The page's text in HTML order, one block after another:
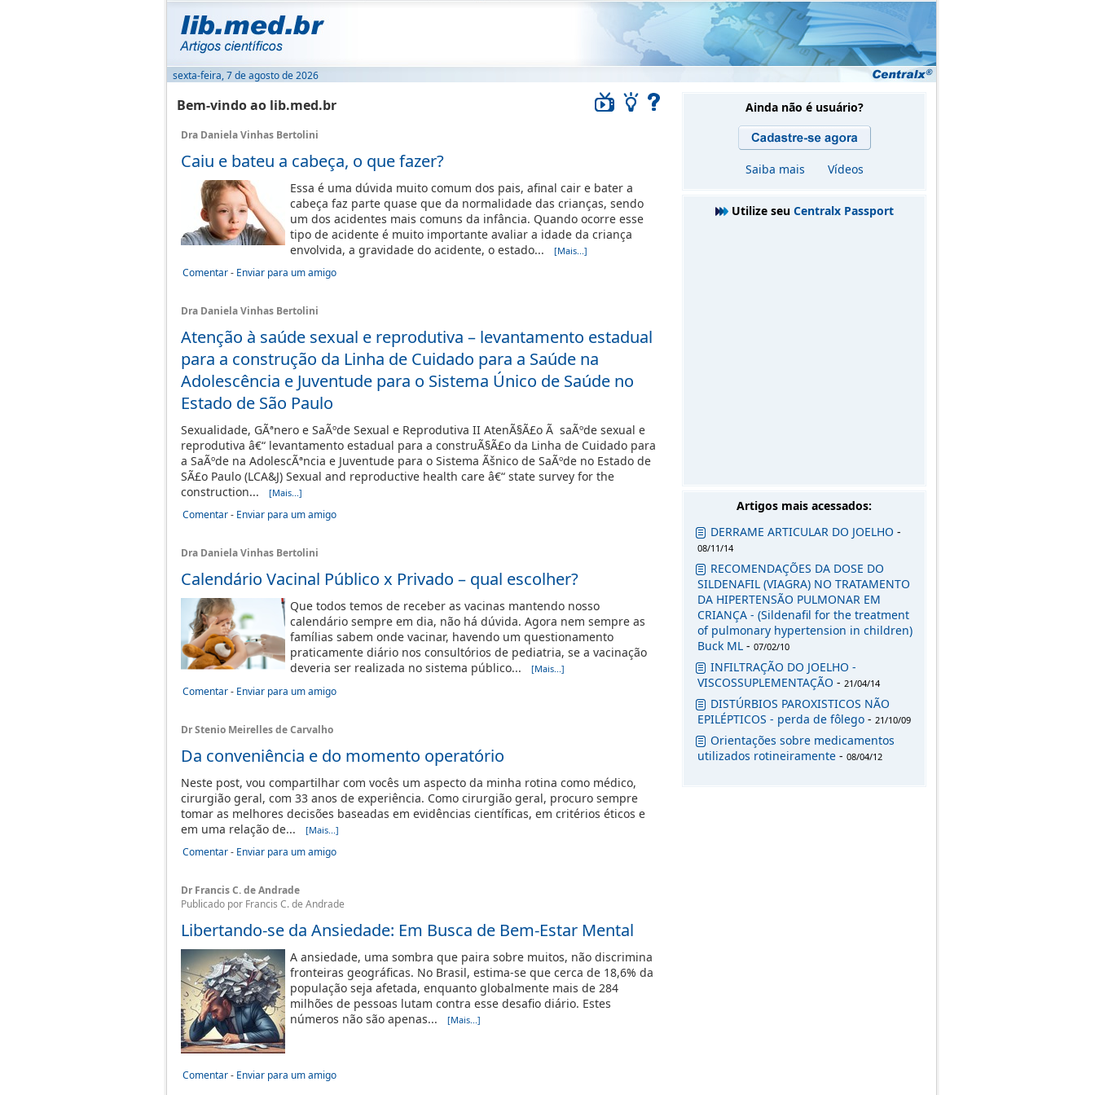
sexta-feira, 7 de agosto de 2026
Bem-vindo ao lib.med.br
Dra Daniela Vinhas Bertolini
Caiu e bateu a cabeça, o que fazer?
Essa é uma dúvida muito comum dos pais, afinal cair e bater a
cabeça faz parte quase que da normalidade das crianças, sendo
um dos acidentes mais comuns da infância. Quando ocorre esse
tipo de acidente é muito importante avaliar a idade da criança
envolvida, a gravidade do acidente, o estado...
[Mais...]
Comentar- Enviar para um amigo
Dra Daniela Vinhas Bertolini
Atenção à saúde sexual e reprodutiva – levantamento estadual
para a construção da Linha de Cuidado para a Saúde na
Adolescência e Juventude para o Sistema Único de Saúde no
Estado de São Paulo
Sexualidade, GÃªnero e SaÃºde Sexual e Reprodutiva II AtenÃ§Ã£o Ã saÃºde sexual e
reprodutiva â€“ levantamento estadual para a construÃ§Ã£o da Linha de Cuidado para
a SaÃºde na AdolescÃªncia e Juventude para o Sistema Ãšnico de SaÃºde no Estado de
SÃ£o Paulo (LCA&J) Sexual and reproductive health care â€“ state survey for the
construction...
[Mais...]
Comentar- Enviar para um amigo
Dra Daniela Vinhas Bertolini
Calendário Vacinal Público x Privado – qual escolher?
Que todos temos de receber as vacinas mantendo nosso
calendário sempre em dia, não há dúvida. Agora nem sempre as
famílias sabem onde vacinar, havendo um questionamento
praticamente diário nos consultórios de pediatria, se a vacinação
deveria ser realizada no sistema público...
[Mais...]
Comentar- Enviar para um amigo
Dr Stenio Meirelles de Carvalho
Da conveniência e do momento operatório
Neste post, vou compartilhar com vocês um aspecto da minha rotina como médico,
cirurgião geral, com 33 anos de experiência. Como cirurgião geral, procuro sempre
tomar as melhores decisões baseadas em evidências científicas, em critérios éticos e
em uma relação de...
[Mais...]
Comentar- Enviar para um amigo
Dr Francis C. de Andrade
Publicado por Francis C. de Andrade
Libertando-se da Ansiedade: Em Busca de Bem-Estar Mental
A ansiedade, uma sombra que paira sobre muitos, não discrimina
fronteiras geográficas. No Brasil, estima-se que cerca de 18,6% da
população seja afetada, enquanto globalmente mais de 284
milhões de pessoas lutam contra esse desafio diário. Estes
números não são apenas...
[Mais...]
Comentar- Enviar para um amigo
Ainda não é usuário?
Saiba mais Vídeos
Utilize seu Centralx Passport
Artigos mais acessados:
DERRAME ARTICULAR DO JOELHO -
08/11/14
RECOMENDAÇÕES DA DOSE DO
SILDENAFIL (VIAGRA) NO TRATAMENTO
DA HIPERTENSÃO PULMONAR EM
CRIANÇA - (Sildenafil for the treatment
of pulmonary hypertension in children)
Buck ML - 07/02/10
INFILTRAÇÃO DO JOELHO -
VISCOSSUPLEMENTAÇÃO - 21/04/14
DISTÚRBIOS PAROXISTICOS NÃO
EPILÉPTICOS - perda de fôlego - 21/10/09
Orientações sobre medicamentos
utilizados rotineiramente - 08/04/12